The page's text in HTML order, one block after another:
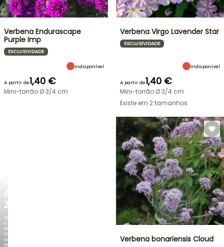
AGAPANTHUS
ZAMBEZI
Quando
a
folhagem
torna-
se
tão
Verbena Endurascape
Purple Imp
EXCLUSIVIDADE
Indisponível
A partir de1,40 €
Mini-torrão Ø 3/4 cm
Verbena Virgo Lavender Star
EXCLUSIVIDADE
Indisponível
A partir de1,40 €
Mini-torrão Ø 3/4 cm
Existe em 2 tamanhos
Verbena bonariensis Cloud